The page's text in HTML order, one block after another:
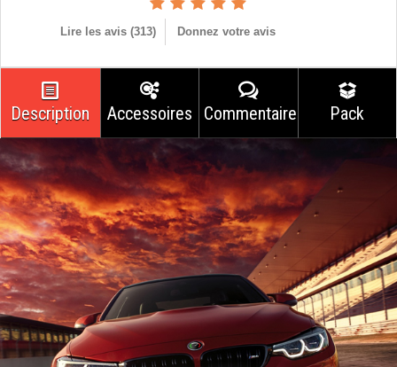
Lire les avis (313) Donnez votre avis
Description Accessoires Commentaires Pack